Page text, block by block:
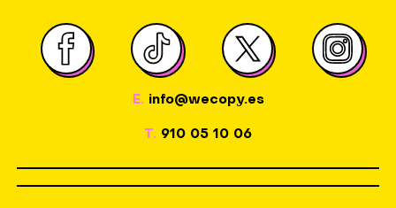
E. info@wecopy.es
T. 910 05 10 06